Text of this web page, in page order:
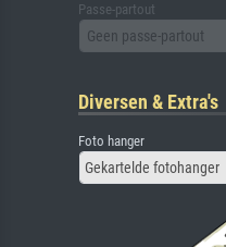
Passe-partout
Geen passe-partout
Diversen & Extra's
Foto hanger
Gekartelde fotohanger